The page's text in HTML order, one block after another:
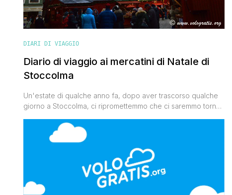
DIARI DI VIAGGIO
Diario di viaggio ai mercatini di Natale di
Stoccolma
Un'estate di qualche anno fa, dopo aver trascorso qualche
giorno a Stoccolma, ci ripromettemmo che ci saremmo tornati
precedono il Natale una città così bella si mostra in tutto il
suo splendore. Abbiamo aspettato qualche anno ma grazie